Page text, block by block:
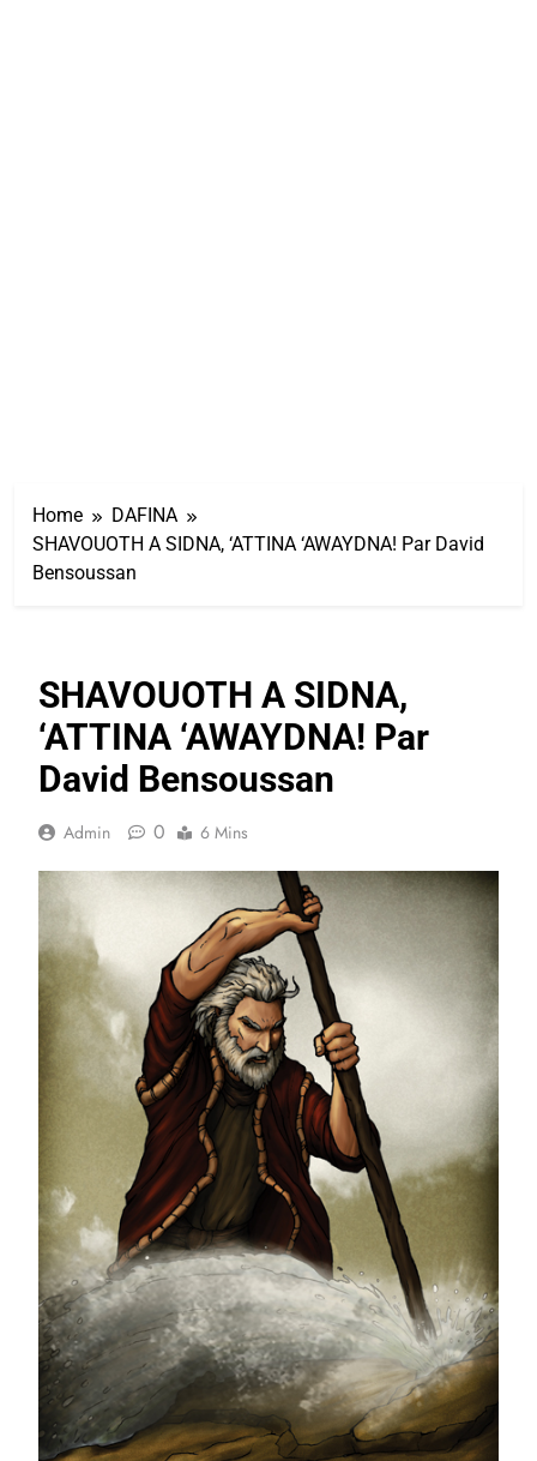
Home
DAFINA
SHAVOUOTH A SIDNA, ‘ATTINA ‘AWAYDNA! Par David
Bensoussan
SHAVOUOTH A SIDNA,
‘ATTINA ‘AWAYDNA! Par
David Bensoussan
Admin 0 6 Mins